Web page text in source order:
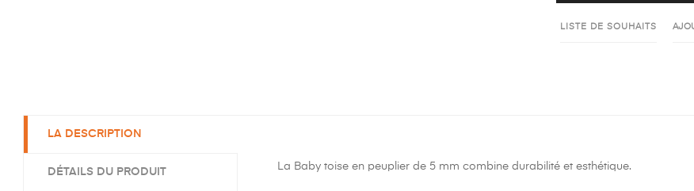
LISTE DE SOUHAITS
LA DESCRIPTION
DÉTAILS DU PRODUIT La Baby toise en peuplier de 5 mm combine durabilité et esthétique.